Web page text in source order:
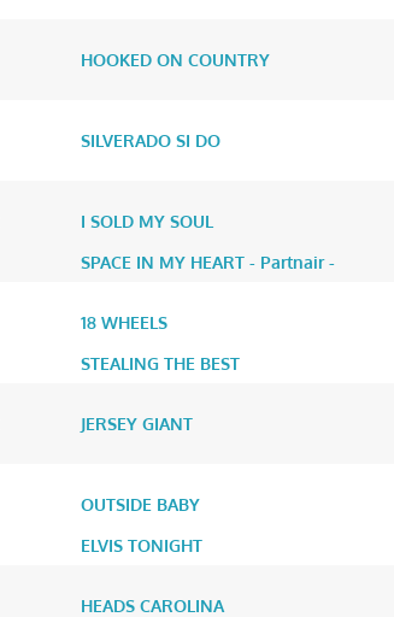
HOOKED ON COUNTRY
SILVERADO SI DO
I SOLD MY SOUL
SPACE IN MY HEART - Partnair -
18 WHEELS
STEALING THE BEST
JERSEY GIANT
OUTSIDE BABY
ELVIS TONIGHT
HEADS CAROLINA